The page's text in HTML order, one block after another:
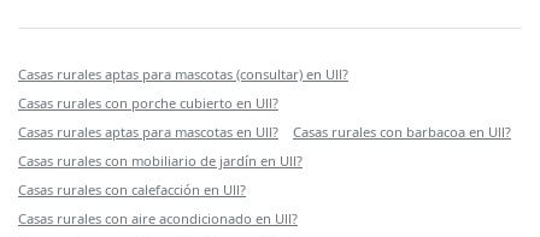
Casas rurales aptas para mascotas (consultar) en Ull?
Casas rurales con porche cubierto en Ull?
Casas rurales aptas para mascotas en Ull?
Casas rurales con barbacoa en Ull?
Casas rurales con mobiliario de jardín en Ull?
Casas rurales con calefacción en Ull?
Casas rurales con aire acondicionado en Ull?